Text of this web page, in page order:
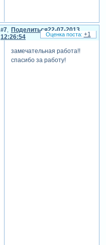
Поделиться
7
22-07-2013
12:26:54
замечательная работа!!
спасибо за работу!
+1